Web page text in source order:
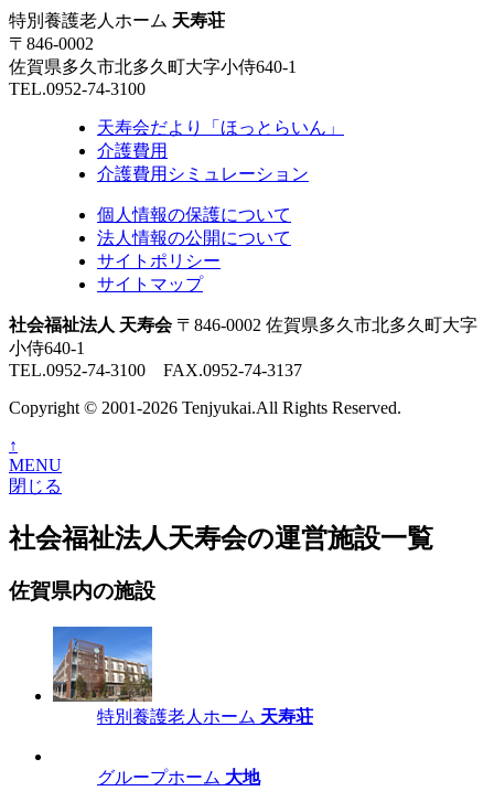
特別養護老人ホーム 天寿荘
〒846-0002
佐賀県多久市北多久町大字小侍640-1
TEL.0952-74-3100
天寿会だより「ほっとらいん」
介護費用
介護費用シミュレーション
個人情報の保護について
法人情報の公開について
サイトポリシー
サイトマップ
社会福祉法人 天寿会 〒846-0002 佐賀県多久市北多久町大字
小侍640-1
TEL.0952-74-3100 FAX.0952-74-3137
Copyright © 2001-2026 Tenjyukai.All Rights Reserved.
↑
MENU
閉じる
社会福祉法人天寿会の運営施設一覧
佐賀県内の施設
特別養護老人ホーム 天寿荘
グループホーム 大地